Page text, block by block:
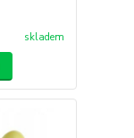
skladem